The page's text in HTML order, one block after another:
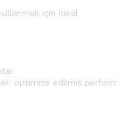
için ideal
optimize edilmiş